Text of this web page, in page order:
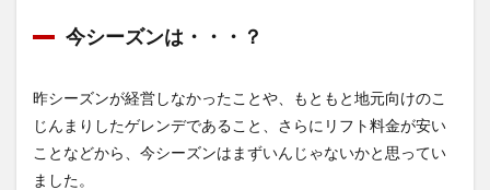
今シーズンは・・・？
昨シーズンが経営しなかったことや、もともと地元向けのこ
じんまりしたゲレンデであること、さらにリフト料金が安い
ことなどから、今シーズンはまずいんじゃないかと思ってい
ました。